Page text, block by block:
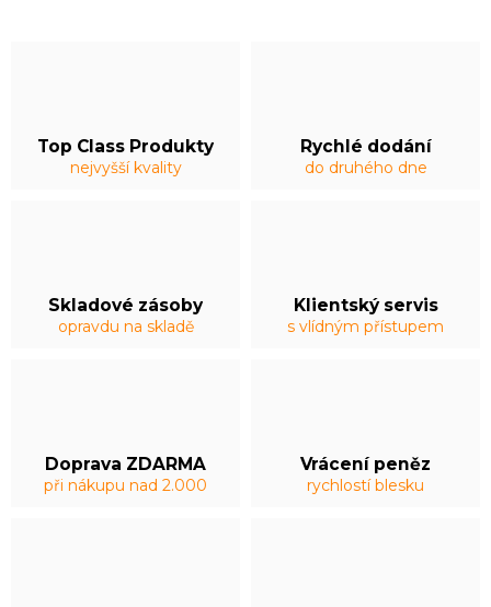
Top Class Produkty
nejvyšší kvality
Rychlé dodání
do druhého dne
Skladové zásoby
opravdu na skladě
Klientský servis
s vlídným přístupem
Doprava ZDARMA
při nákupu nad 2.000
Vrácení peněz
rychlostí blesku